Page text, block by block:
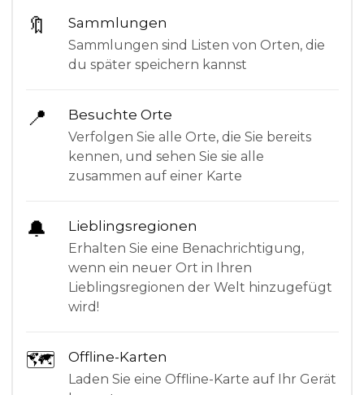
🔖 Sammlungen
Sammlungen sind Listen von Orten, die
du später speichern kannst
📍 Besuchte Orte
Verfolgen Sie alle Orte, die Sie bereits
kennen, und sehen Sie sie alle
zusammen auf einer Karte
🔔 Lieblingsregionen
Erhalten Sie eine Benachrichtigung,
wenn ein neuer Ort in Ihren
Lieblingsregionen der Welt hinzugefügt
wird!
🗺 Offline-Karten
Laden Sie eine Offline-Karte auf Ihr Gerät